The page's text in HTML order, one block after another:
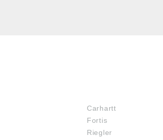
Carhartt
Fortis
Riegler